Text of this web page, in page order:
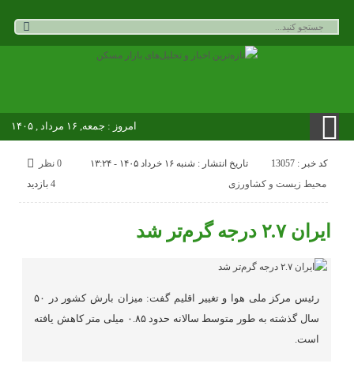
امروز : جمعه, ۱۶ مرداد , ۱۴۰۵
کد خبر : 13057 تاریخ انتشار : شنبه ۱۶ خرداد ۱۴۰۵ - ۱۳:۲۴
0 نظر
محیط زیست و کشاورزی
4 بازدید
ایران ۲.۷ درجه گرم‌تر شد
رئیس مرکز ملی هوا و تغییر اقلیم گفت: میزان بارش کشور در ۵۰
سال گذشته به طور متوسط سالانه حدود ۰.۸۵ میلی‌ متر کاهش یافته
است.